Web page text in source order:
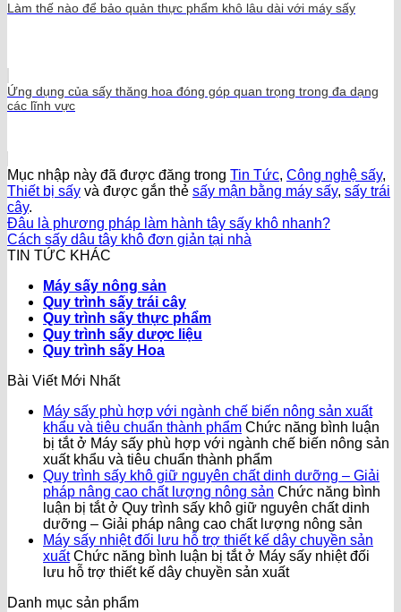
Làm thế nào để bảo quản thực phẩm khô lâu dài với máy sấy
Ứng dụng của sấy thăng hoa đóng góp quan trọng trong đa dạng
các lĩnh vực
Mục nhập này đã được đăng trong Tin Tức, Công nghệ sấy,
Thiết bị sấy và được gắn thẻ sấy mận bằng máy sấy, sấy trái
cây.
Đâu là phương pháp làm hành tây sấy khô nhanh?
Cách sấy dâu tây khô đơn giản tại nhà
TIN TỨC KHÁC
Máy sấy nông sản
Quy trình sấy trái cây
Quy trình sấy thực phẩm
Quy trình sấy dược liệu
Quy trình sấy Hoa
Bài Viết Mới Nhất
Máy sấy phù hợp với ngành chế biến nông sản xuất
khẩu và tiêu chuẩn thành phẩm Chức năng bình luận
bị tắtở Máy sấy phù hợp với ngành chế biến nông sản
xuất khẩu và tiêu chuẩn thành phẩm
Quy trình sấy khô giữ nguyên chất dinh dưỡng – Giải
pháp nâng cao chất lượng nông sản Chức năng bình
luận bị tắtở Quy trình sấy khô giữ nguyên chất dinh
dưỡng – Giải pháp nâng cao chất lượng nông sản
Máy sấy nhiệt đối lưu hỗ trợ thiết kế dây chuyền sản
xuất Chức năng bình luận bị tắtở Máy sấy nhiệt đối
lưu hỗ trợ thiết kế dây chuyền sản xuất
Danh mục sản phẩm